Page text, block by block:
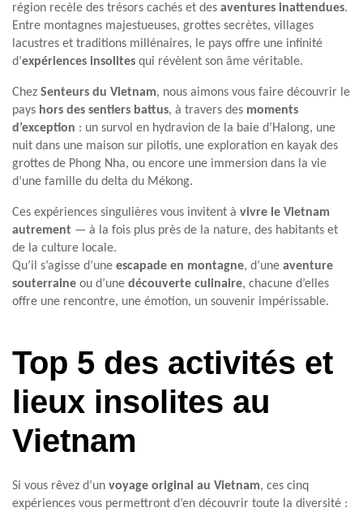
région recèle des trésors cachés et des aventures inattendues.
Entre montagnes majestueuses, grottes secrètes, villages
lacustres et traditions millénaires, le pays offre une infinité
d’expériences insolites qui révèlent son âme véritable.
Chez Senteurs du Vietnam, nous aimons vous faire découvrir le
pays hors des sentiers battus, à travers des moments
d’exception : un survol en hydravion de la baie d’Halong, une
nuit dans une maison sur pilotis, une exploration en kayak des
grottes de Phong Nha, ou encore une immersion dans la vie
d’une famille du delta du Mékong.
Ces expériences singulières vous invitent à vivre le Vietnam
autrement — à la fois plus près de la nature, des habitants et
de la culture locale.
Qu’il s’agisse d’une escapade en montagne, d’une aventure
souterraine ou d’une découverte culinaire, chacune d’elles
offre une rencontre, une émotion, un souvenir impérissable.
Top 5 des activités et
lieux insolites au
Vietnam
Si vous rêvez d’un voyage original au Vietnam, ces cinq
expériences vous permettront d’en découvrir toute la diversité :